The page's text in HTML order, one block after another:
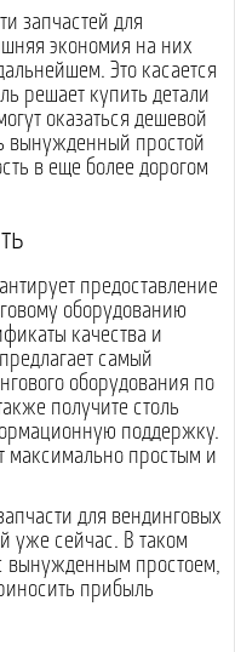
запчастей для
экономия на них
Это касается
решает купить детали
оказаться дешевой
вынужденный простой
в еще более дорогом
предоставление
оборудованию
качества и
самый
оборудования по
получите столь
поддержку.
максимально простым и
для вендинговых
уже сейчас. В таком
вынужденным простоем,
прибыль